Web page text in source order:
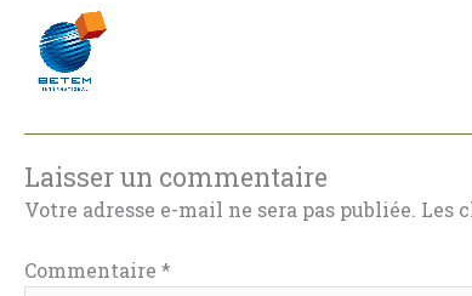
Laisser un commentaire
Votre adresse e-mail ne sera pas publiée. Les
Commentaire *